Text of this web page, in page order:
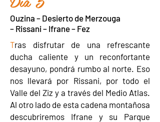
Ouzina – Desierto de Merzouga
– Rissani – Ifrane – Fez
Tras disfrutar de una refrescante
ducha caliente y un reconfortante
desayuno, pondrá rumbo al norte. Eso
nos llevará por Rissani, por todo el
Valle del Ziz y a través del Medio Atlas.
Al otro lado de esta cadena montañosa
descubriremos Ifrane y su Parque